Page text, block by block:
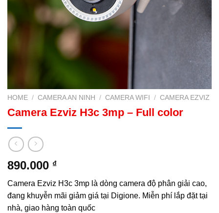
HOME / CAMERA AN NINH / CAMERA WIFI / CAMERA EZVIZ
Camera Ezviz H3c 3mp – Full color
890.000 ₫
Camera Ezviz H3c 3mp là dòng camera độ phân giải cao,
đang khuyễn mãi giảm giá tại Digione. Miễn phí lắp đặt tại
nhà, giao hàng toàn quốc